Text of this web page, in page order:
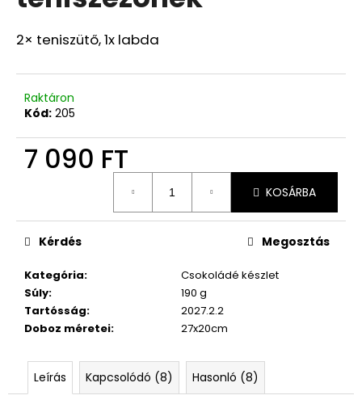
csillag.
2× teniszütő, 1x labda
Raktáron
Kód: 205
7 090 FT
KOSÁRBA
Kategória:
Csokoládé készlet
Súly:
190 g
Tartósság:
2027.2.2
Doboz méretei: 27x20cm
Kérdés Megosztás
Leírás Kapcsolódó (8) Hasonló (8)